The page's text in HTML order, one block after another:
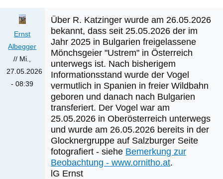
Ernst
Albegger
// Mi.,
27.05.2026
- 08:39
Über R. Katzinger wurde am 26.05.2026
bekannt, dass seit 25.05.2026 der im
Jahr 2025 in Bulgarien freigelassene
Mönchsgeier "Ustrem" in Österreich
unterwegs ist. Nach bisherigem
Informationsstand wurde der Vogel
vermutlich in Spanien in freier Wildbahn
geboren und danach nach Bulgarien
transferiert. Der Vogel war am
25.05.2026 in Oberösterreich unterwegs
und wurde am 26.05.2026 bereits in der
Glocknergruppe auf Salzburger Seite
fotografiert - siehe Bemerkung zur
Beobachtung - www.ornitho.at.
lG Ernst